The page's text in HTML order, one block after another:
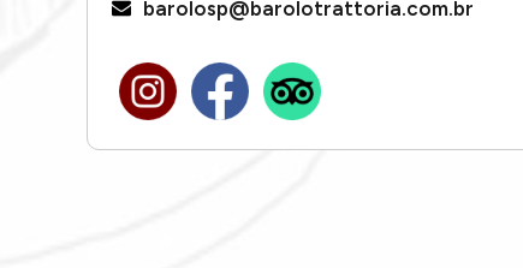
barolosp@barolotrattoria.com.br